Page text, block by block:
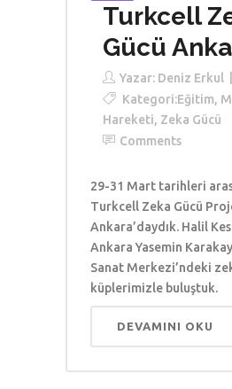
Turkcell
Gücü
Yazar: Deniz Erkul
Kategori:Eğitim,
Hareketi, Zeka Gücü
Comments
29-31 Mart tarihleri
Turkcell Zeka Gücü
Ankara’daydık. Halil
Ankara Yasemin
Sanat Merkezi’ndeki
küplerimizle buluştuk.
DEVAMINI OKU